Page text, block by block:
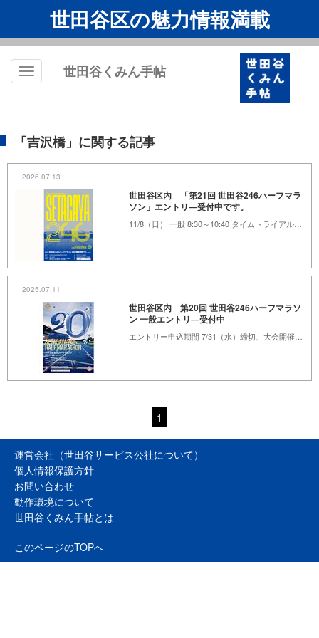
世田谷区の魅力情報満載
Toggle
世田谷くみん手帖
「吉沢橋」に関する記事
2026.07.13
世田谷区内 「第21回 世田谷246ハーフマラ
ソン」エントリ―受付中です。
2025.07.11
世田谷区内 第20回 世田谷246ハーフマラソ
ン 一般エントリ―受付中
1
運営会社（世田谷サービス公社について）
個人情報保護方針
お問い合わせ
動作環境について
世田谷くみん手帖とは
このページのTOPへ